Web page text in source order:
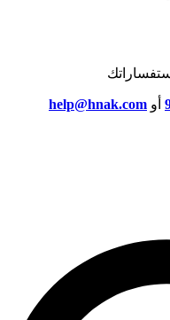
أو help@hnak.com